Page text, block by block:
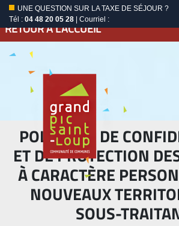
UNE QUESTION SUR LA TAXE DE SÉJOUR ?
Tél : 04 48 20 05 28 | Courriel :
RETOUR À L'ACCUEIL
POLITIQUE DE
ET DE PROTECTION
À CARACTÈRE
NOUVEAUX
SOUS-